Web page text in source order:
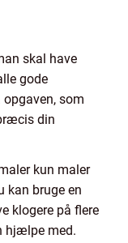
skal have
gode
som
din
kun maler
kan bruge en
klogere på flere
hjælpe med.